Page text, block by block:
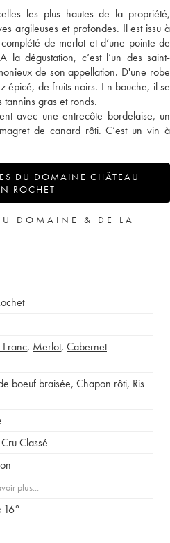
les plus hautes de la propriété,
argileuses et profondes. Il est issu à
de merlot et d’une pointe de
dégustation, c’est l’un des saint-
de son appellation. D'une robe
épicé, de fruits noirs. En bouche, il se
gras et ronds.
avec une entrecôte bordelaise, un
de canard rôti. C’est un vin à
DU DOMAINE CHÂTEAU
ROCHET
DOMAINE & DE LA
, Merlot, Cabernet
boeuf braisée, Chapon rôti, Ris
Classé
plus...
16°